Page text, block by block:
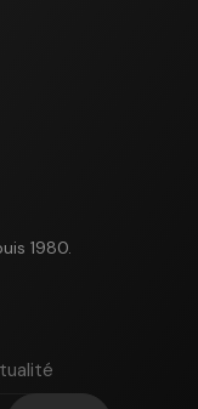
1980.